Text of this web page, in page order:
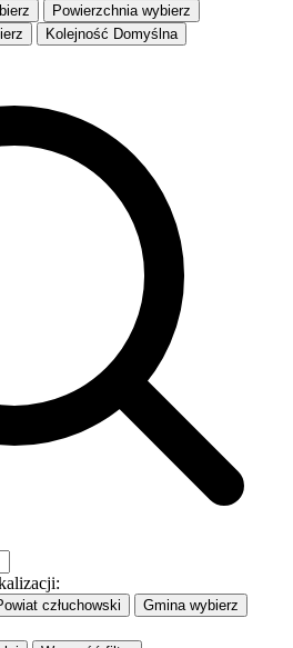
Powierzchnia wybierz
Kolejność Domyślna
człuchowski Gmina wybierz